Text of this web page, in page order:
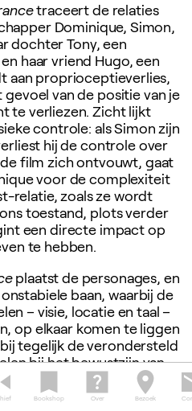
traceert de relaties
Dominique, Simon,
dochter Tony, een
haar vriend Hugo, een
aan proprioceptieverlies,
van de positie van je
te verliezen. Zicht lijkt
controle: als Simon zijn
hij de controle over
film zich ontvouwt, gaat
voor de complexiteit
relatie, zoals ze wordt
toestand, plots verder
een directe impact op
te hebben.
plaatst de personages, en
baan, waarbij de
– visie, locatie en taal –
op elkaar komen te liggen
tegelijk de verondersteld
bij het bewustzijn van
twijfel wordt getrokken.
sinister en teder, zet de
bookmark
Bookshop
help_center
Over
location_on
Bezoek